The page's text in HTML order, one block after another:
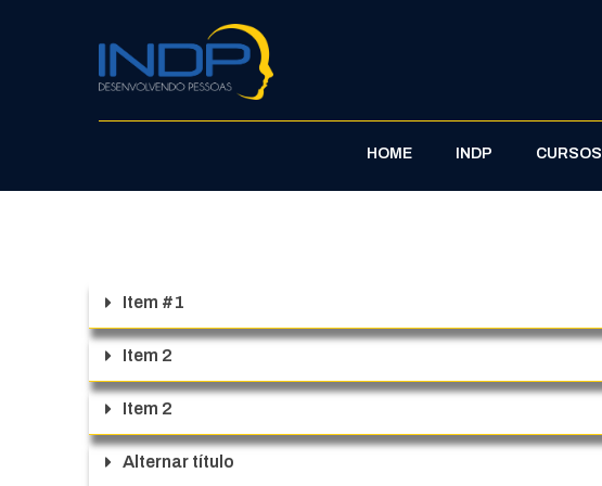
INDP
HOME INDP CURSOS
Item #1
Item 2
Item 2
Alternar título